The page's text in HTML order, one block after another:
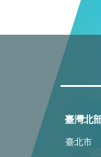
臺灣北
臺北市